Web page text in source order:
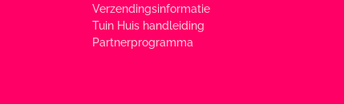
Verzendingsinformatie
Tuin Huis handleiding
Partnerprogramma